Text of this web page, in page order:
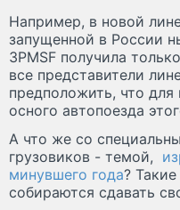
Например, в новой
запущенной в России
3PMSF получила
все представители
предположить, что
осного автопоезда
А что же со
грузовиков - темой,
минувшего года?
собираются сдавать